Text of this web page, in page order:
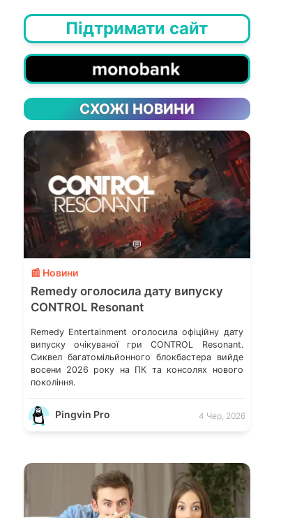
Підтримати сайт
СХОЖІ НОВИНИ
💬
📰 Новини
Remedy оголосила дату випуску
CONTROL Resonant
Remedy Entertainment оголосила офіційну дату
випуску очікуваної гри CONTROL Resonant.
Сиквел багатомільйонного блокбастера вийде
восени 2026 року на ПК та консолях нового
покоління.
Pingvin Pro 4 Чер, 2026